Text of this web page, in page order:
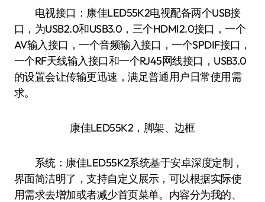
电视接口：康佳LED55K2电视配备两个USB接
口，为USB2.0和USB3.0，三个HDMI2.0接口，一个
AV输入接口，一个音频输入接口，一个SPDIF接口，
一个RF天线输入接口和一个RJ45网线接口，USB3.0
的设置会让传输更迅速，满足普通用户日常使用需
求。
康佳LED55K2，脚架、边框
系统：康佳LED55K2系统基于安卓深度定制，
界面简洁明了，支持自定义展示，可以根据实际使
用需求去增加或者减少首页菜单。内容分为我的、